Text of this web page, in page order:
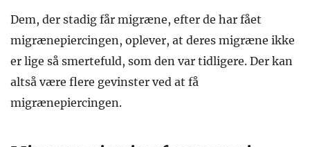
Dem, der stadig får migræne, efter de har fået
migrænepiercingen, oplever, at deres migræne ikke
er lige så smertefuld, som den var tidligere. Der kan
altså være flere gevinster ved at få
migrænepiercingen.